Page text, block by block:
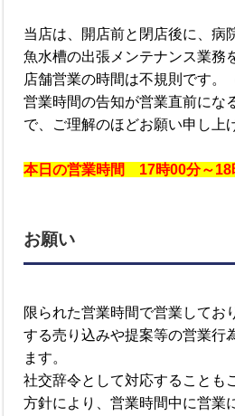
当店は、開店前と閉店後に、病
魚水槽の出張メンテナンス業務
店舗営業の時間は不規則です。
営業時間の告知が営業直前にな
で、ご理解のほどお願い申し上
本日の営業時間 17時00分～18
お願い
限られた営業時間で営業してお
する売り込みや提案等の営業行
ます。
社交辞令として対応することも
方針により、営業時間中に営業